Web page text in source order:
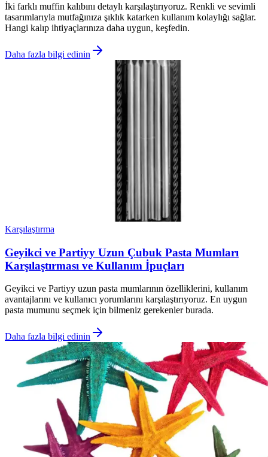
İki farklı muffin kalıbını detaylı karşılaştırıyoruz. Renkli ve sevimli
tasarımlarıyla mutfağınıza şıklık katarken kullanım kolaylığı sağlar.
Hangi kalıp ihtiyaçlarınıza daha uygun, keşfedin.
Daha fazla bilgi edinin
Karşılaştırma
Geyikci ve Partiyy Uzun Çubuk Pasta Mumları
Karşılaştırması ve Kullanım İpuçları
Geyikci ve Partiyy uzun pasta mumlarının özelliklerini, kullanım
avantajlarını ve kullanıcı yorumlarını karşılaştırıyoruz. En uygun
pasta mumunu seçmek için bilmeniz gerekenler burada.
Daha fazla bilgi edinin